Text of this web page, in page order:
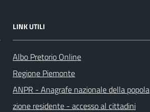
LINK UTILI
Albo Pretorio Online
Regione Piemonte
ANPR - Anagrafe nazionale della popola
zione residente - accesso al cittadini